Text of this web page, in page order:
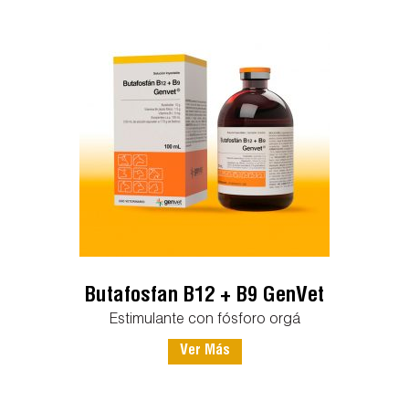
Butafosfan B12 + B9 GenVet
Estimulante con fósforo orgá
Ver Más